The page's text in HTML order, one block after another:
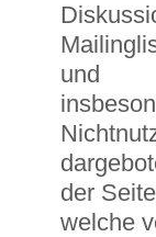
und
der
welche